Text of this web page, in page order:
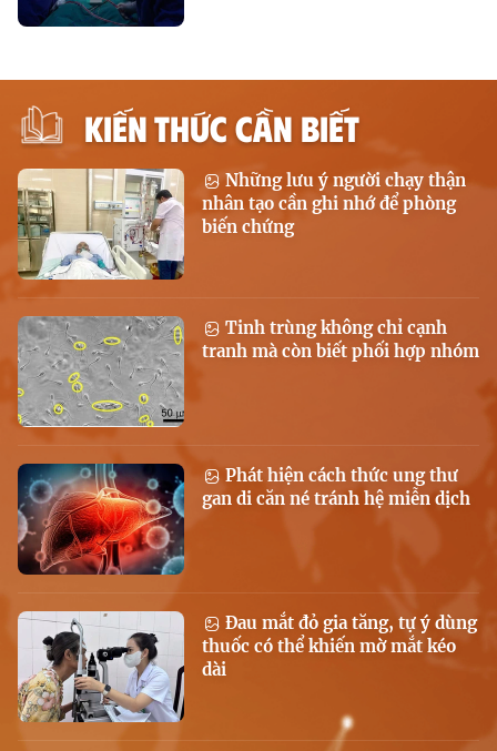
KIẾN THỨC CẦN BIẾT
Những lưu ý người chạy thận
nhân tạo cần ghi nhớ để phòng
biến chứng
Tinh trùng không chỉ cạnh
tranh mà còn biết phối hợp nhóm
Phát hiện cách thức ung thư
gan di căn né tránh hệ miễn dịch
Đau mắt đỏ gia tăng, tự ý dùng
thuốc có thể khiến mờ mắt kéo
dài